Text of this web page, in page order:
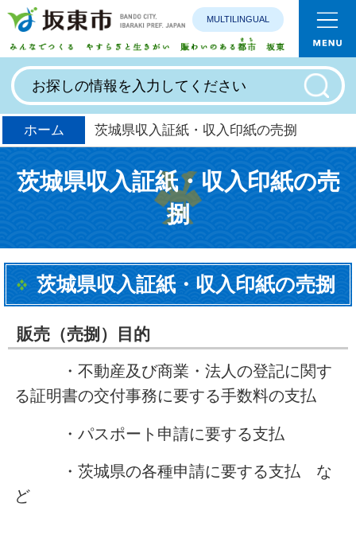
みんなで
MULTILINGUAL
ホーム 茨城県収入証紙・収入印紙の売捌
茨城県収入証紙・収入印紙の売
捌
茨城県収入証紙・収入印紙の売捌
販売（売捌）目的
・不動産及び商業・法人の登記に関す
る証明書の交付事務に要する手数料の支払
・パスポート申請に要する支払
・茨城県の各種申請に要する支払 な
ど